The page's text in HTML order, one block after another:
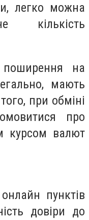
легко можна
кількість
на
мають
при обміні
про
курсом валют
пунктів
довіри до